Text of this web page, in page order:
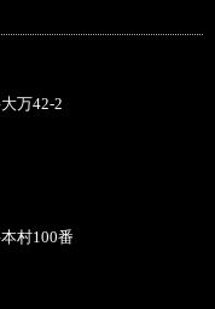
万42-2
村100番